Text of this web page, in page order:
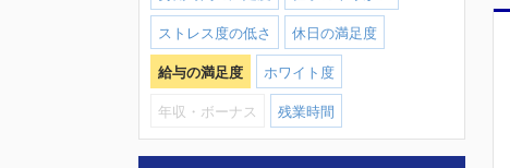
ストレス度の低さ
休日の満足度
給与の満足度
ホワイト度
年収・ボーナス
残業時間